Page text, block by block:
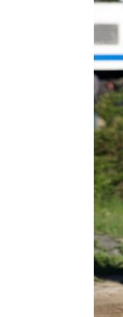
УКРАЇНСЬКА ПРОБЛЕМА КРИМУ